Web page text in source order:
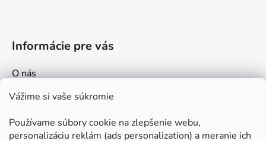
Vážime si vaše súkromie
Používame súbory cookie na zlepšenie webu,
personalizáciu reklám (ads personalization) a meranie ich
Informácie pre vás
O nás
Kontakt
Ako nakupovať